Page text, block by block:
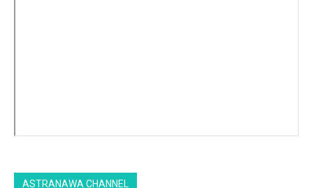
ASTRANAWA CHANNEL